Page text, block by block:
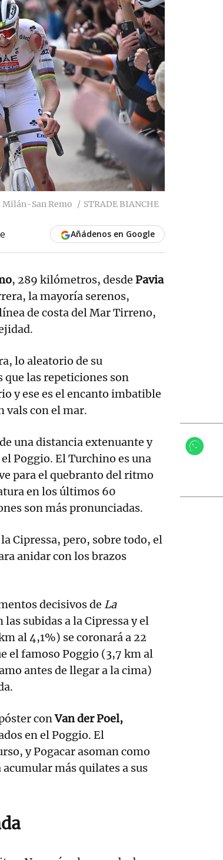
Milán-San Remo STRADE BIANCHE
Añádenos en Google
, 289 kilómetros, desde Pavia
la mayoría serenos,
de costa del Mar Tirreno,
lo aleatorio de su
que las repeticiones son
y ese es el encanto imbatible
vals con el mar.
una distancia extenuante y
Poggio. El Turchino es una
para el quebranto del ritmo
en los últimos 60
son más pronunciadas.
Cipressa, pero, sobre todo, el
anidar con los brazos
decisivos de La
subidas a la Cipressa y el
al 4,1%) se coronará a 22
el famoso Poggio (3,7 km al
antes de llegar a la cima)
conVan der Poel,
en el Poggio. El
y Pogacar asoman como
más quilates a sus